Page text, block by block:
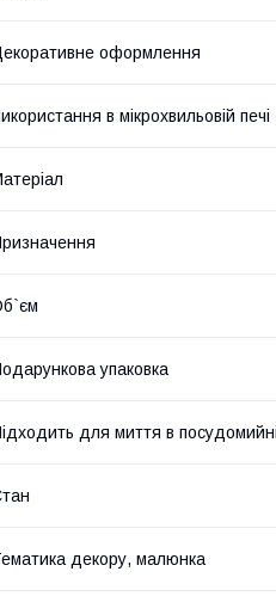
оформлення
в мікрохвильовій печі
упаковка
для миття в
декору, малюнка